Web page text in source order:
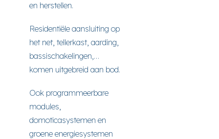
en herstellen.
Residentiële aansluiting op
het net, tellerkast, aarding,
bassischakelingen,…
komen uitgebreid aan bod.
Ook programmeerbare
modules,
domoticasystemen en
groene energiesystemen